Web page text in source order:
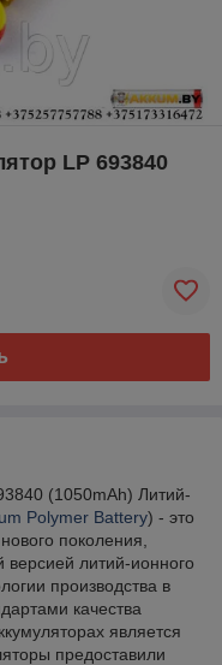
LP 693840
(1050mAh) Литий-
Polymer Battery) - это
поколения,
литий-ионного
производства в
качества
является
предоставили